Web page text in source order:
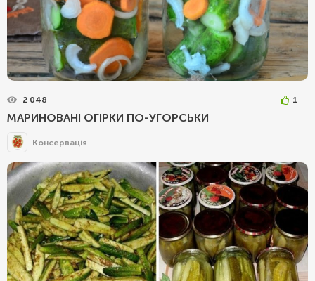
2 048 1
МАРИНОВАНІ ОГІРКИ ПО-УГОРСЬКИ
Консервація